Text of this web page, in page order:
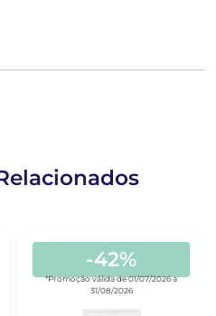
-42%
*Promoção válida de 01/07/2026 a
31/08/2026